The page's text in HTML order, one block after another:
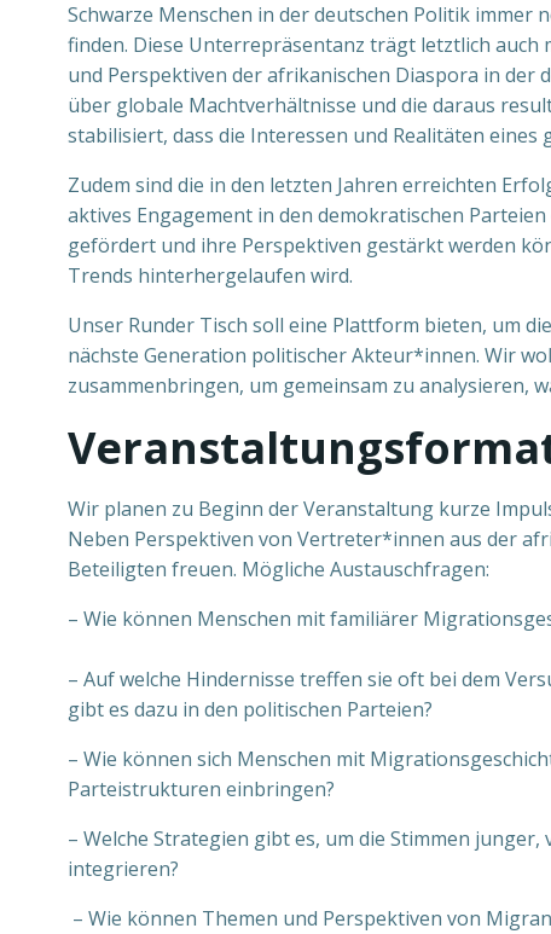
Schwarze Menschen in der deutschen Politik
finden. Diese Unterrepräsentanz trägt letztlich
und Perspektiven der afrikanischen Diaspora in der
über globale Machtverhältnisse und die daraus
stabilisiert, dass die Interessen und Realitäten
Zudem sind die in den letzten Jahren erreichten
aktives Engagement in den demokratischen
gefördert und ihre Perspektiven gestärkt werden
Trends hinterhergelaufen wird.
Unser Runder Tisch soll eine Plattform bieten, um
nächste Generation politischer Akteur*innen. Wir
zusammenbringen, um gemeinsam zu analysieren,
Wir planen zu Beginn der Veranstaltung kurze
Neben Perspektiven von Vertreter*innen aus der
Beteiligten freuen. Mögliche Austauschfragen:
– Wie können Menschen mit familiärer
– Auf welche Hindernisse treffen sie oft bei dem
gibt es dazu in den politischen Parteien?
– Wie können sich Menschen mit
Parteistrukturen einbringen?
– Welche Strategien gibt es, um die Stimmen
integrieren?
– Wie können Themen und Perspektiven von